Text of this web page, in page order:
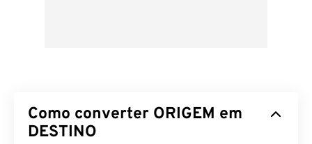
Como converter ORIGEM em
DESTINO